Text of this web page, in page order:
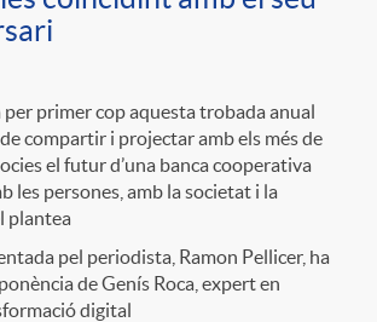
per primer cop aquesta trobada anual
compartir i projectar amb els més de
el futur d’una banca cooperativa
les persones, amb la societat i la
plantea
pel periodista, Ramon Pellicer, ha
de Genís Roca, expert en
digital